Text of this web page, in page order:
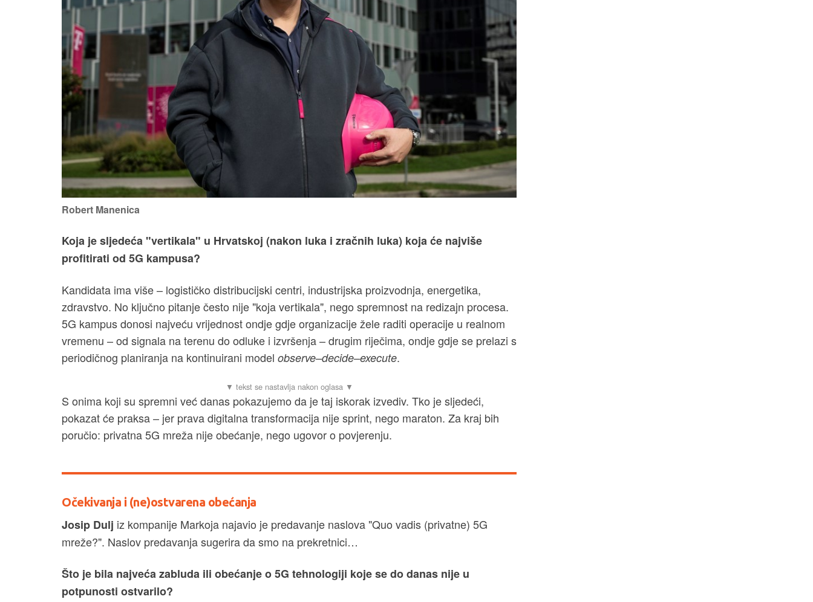
Robert Manenica
Koja je sljedeća "vertikala" u Hrvatskoj (nakon luka i zračnih luka) koja će najviše
profitirati od 5G kampusa?
Kandidata ima više – logističko distribucijski centri, industrijska proizvodnja, energetika,
zdravstvo. No ključno pitanje često nije "koja vertikala", nego spremnost na redizajn procesa.
5G kampus donosi najveću vrijednost ondje gdje organizacije žele raditi operacije u realnom
vremenu – od signala na terenu do odluke i izvršenja – drugim riječima, ondje gdje se prelazi s
periodičnog planiranja na kontinuirani model observe–decide–execute.
S onima koji su spremni već danas pokazujemo da je taj iskorak izvediv. Tko je sljedeći,
pokazat će praksa – jer prava digitalna transformacija nije sprint, nego maraton. Za kraj bih
poručio: privatna 5G mreža nije obećanje, nego ugovor o povjerenju.
Očekivanja i (ne)ostvarena obećanja
Josip Dulj iz kompanije Markoja najavio je predavanje naslova "Quo vadis (privatne) 5G
mreže?". Naslov predavanja sugerira da smo na prekretnici…
Što je bila najveća zabluda ili obećanje o 5G tehnologiji koje se do danas nije u
potpunosti ostvarilo?